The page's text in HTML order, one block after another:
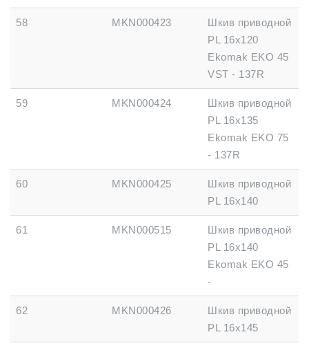
58 MKN000423
Шкив приводной
PL 16x120
Ekomak EKO 45
VST - 137R
59 MKN000424
Шкив приводной
PL 16x135
Ekomak EKO 75
- 137R
60 MKN000425
Шкив приводной
PL 16x140
61 MKN000515
Шкив приводной
PL 16x140
Ekomak EKO 45
-
62 MKN000426
Шкив приводной
PL 16x145